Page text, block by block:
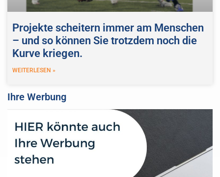
Projekte scheitern immer am Menschen
– und so können Sie trotzdem noch die
Kurve kriegen.
WEITERLESEN »
Ihre Werbung